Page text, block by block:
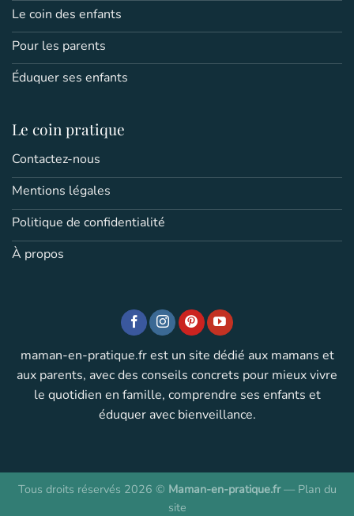
Le coin des enfants
Pour les parents
Éduquer ses enfants
Le coin pratique
Contactez-nous
Mentions légales
Politique de confidentialité
À propos
maman-en-pratique.fr est un site dédié aux mamans et
aux parents, avec des conseils concrets pour mieux vivre
le quotidien en famille, comprendre ses enfants et
éduquer avec bienveillance.
Tous droits réservés 2026 © Maman-en-pratique.fr— Plan du
site